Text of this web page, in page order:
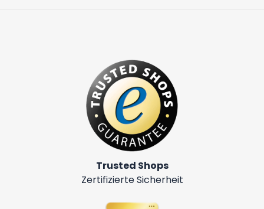
Trusted Shops
Zertifizierte Sicherheit